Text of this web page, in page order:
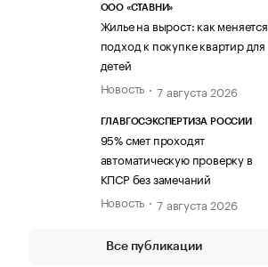
ООО «СТАВНИ»
Жилье на вырост: как меняется
подход к покупке квартир для
детей
Новость
7 августа 2026
ГЛАВГОСЭКСПЕРТИЗА РОССИИ
95% смет проходят
автоматическую проверку в
КПСР без замечаний
Новость
7 августа 2026
Все публикации